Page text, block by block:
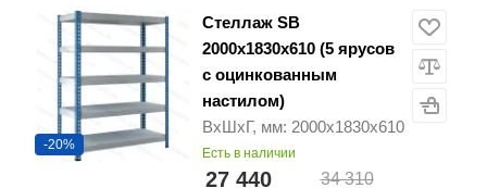
-20%
Стеллаж SB
2000х1830х610 (5 ярусов
с оцинкованным
настилом)
ВхШхГ, мм: 2000х1830х610
Есть в наличии
27 440
34 310